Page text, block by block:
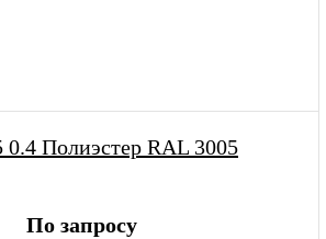
Полиэстер RAL 3005
По запросу